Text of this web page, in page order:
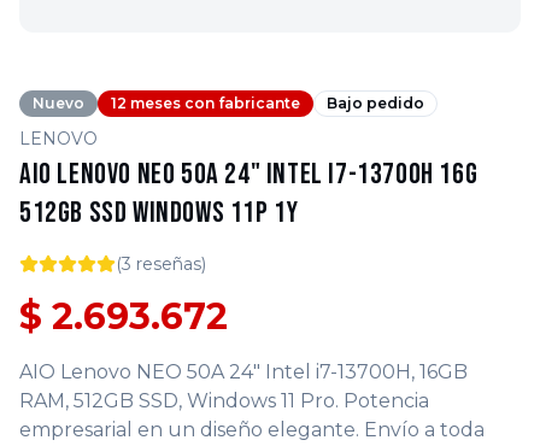
Nuevo 12 meses con fabricante Bajo pedido
LENOVO
AIO Lenovo NEO 50A 24" Intel i7-13700H 16G
512GB SSD Windows 11P 1Y
(3 reseñas)
$ 2.693.672
AIO Lenovo NEO 50A 24" Intel i7-13700H, 16GB
RAM, 512GB SSD, Windows 11 Pro. Potencia
empresarial en un diseño elegante. Envío a toda